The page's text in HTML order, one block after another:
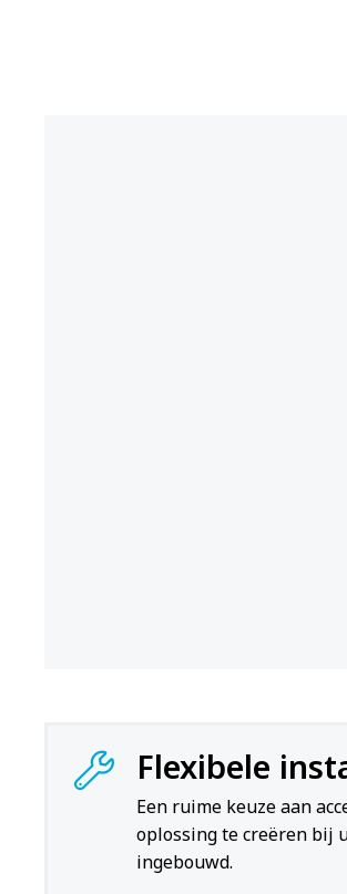
Flexibele
Een ruime keuze aan
oplossing te creëren bij
ingebouwd.